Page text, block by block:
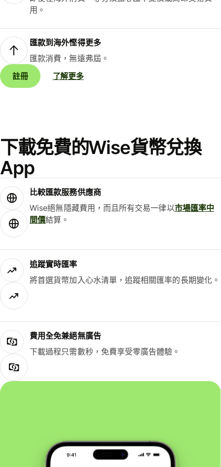
用。
匯款到海外慳得更多
匯款消費，無遠弗屆。
註冊
了解更多
下載免費的Wise貨幣兌換
App
比較匯款服務供應商
Wise絕無隱藏費用，而且所有交易一律以市場匯率中
間價結算。
追蹤實時匯率
將首選貨幣加入心水清單，追蹤相關匯率的長期變化。
費用全免兼絕無廣告
下載過程只需數秒，免費享受零廣告體驗。